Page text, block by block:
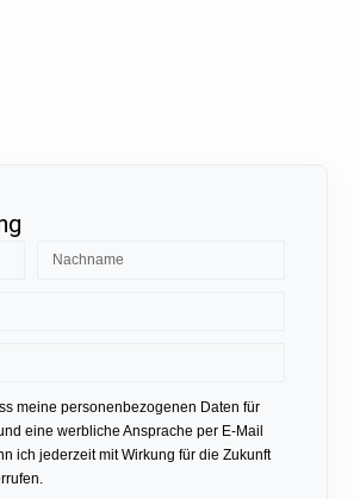
meine personenbezogenen Daten für
eine werbliche Ansprache per E-Mail
ich jederzeit mit Wirkung für die Zukunft